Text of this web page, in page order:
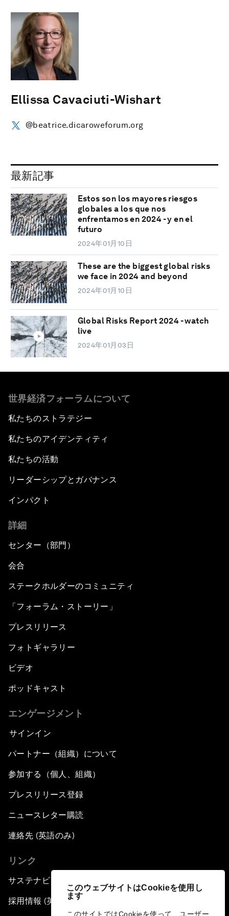
このウェブサイトはCookieを使用し
ます
このサイトではCookieを使って、ユーザー
Ellissa Cavaciuti-Wishart
@beatrice.dicaroweforum.org
最新記事
Estos son los mayores riesgos
globales a los que nos
enfrentamos en 2024 - y en el
futuro
2024年01月10日
These are the biggest global risks
we face in 2024 and beyond
2024年01月10日
Global Risks Report 2024 - watch
live
2024年01月03日
世界経済フォーラムについて
私たちのストラテジー
私たちのアイデンティティ
私たちの活動
リーダーシップとガバナンス
インパクト
詳細
センター（部門）
会合
ステークホルダーのコミュニティ
「フォーラム・ストーリー」
プレスリリース
フォトギャラリー
ビデオ
ポッドキャスト
エンゲージメント
サインイン
パートナー（組織）について
参加する（個人、組織）
プレスリリース登録
ニュースレター購読
連絡先 (英語のみ)
リンク
サステナビリティへの取り組み
採用情報 (英語のみ)